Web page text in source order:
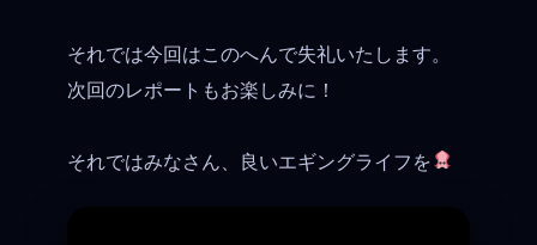
それでは今回はこのへんで失礼いたします。
次回のレポートもお楽しみに！
それではみなさん、良いエギングライフを